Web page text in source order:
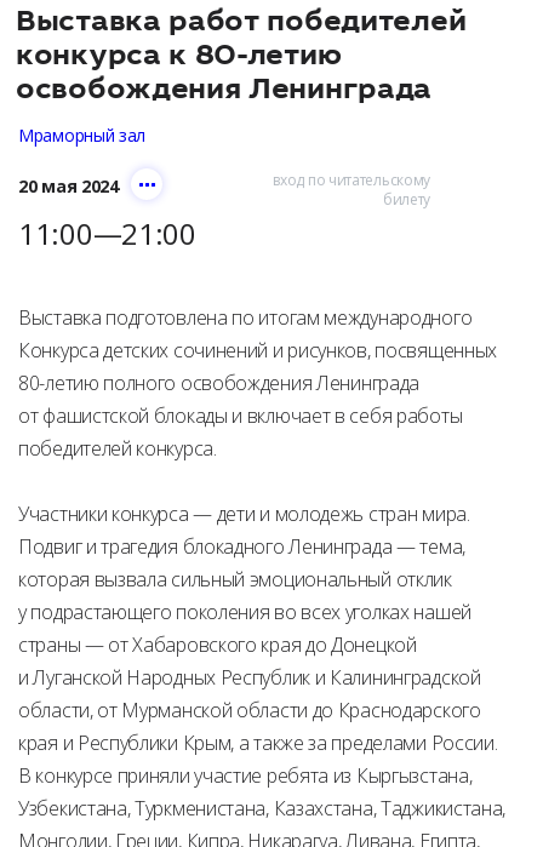
Выставка работ победителей
конкурса к 80-летию
освобождения Ленинграда
Мраморный зал
20 мая 2024
11:00—21:00
вход по читательскому
билету
Выставка подготовлена по итогам международного
Конкурса детских сочинений и рисунков, посвященных
80-летию полного освобождения Ленинграда
от фашистской блокады и включает в себя работы
победителей конкурса.
Участники конкурса — дети и молодежь стран мира.
Подвиг и трагедия блокадного Ленинграда — тема,
которая вызвала сильный эмоциональный отклик
у подрастающего поколения во всех уголках нашей
страны — от Хабаровского края до Донецкой
и Луганской Народных Республик и Калининградской
области, от Мурманской области до Краснодарского
края и Республики Крым, а также за пределами России.
В конкурсе приняли участие ребята из Кыргызстана,
Узбекистана, Туркменистана, Казахстана, Таджикистана,
Монголии, Греции, Кипра, Никарагуа, Ливана, Египта,